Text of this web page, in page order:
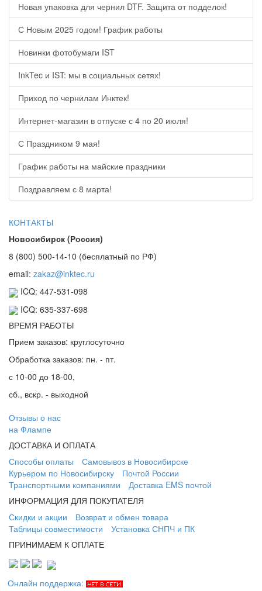
Новая упаковка для чернил DTF. Защита от подделок!
С Новым 2025 годом! График работы
Новинки фотобумаги IST
InkTec и IST: мы в социальных сетях!
Приход по чернилам Инктек!
Интернет-магазин в отпуске с 4 по 20 июля!
С Праздником 9 мая!
График работы на майские праздники
Поздравляем с 8 марта!
КОНТАКТЫ
Новосибирск (Россия)
8 (800) 500-14-10 (бесплатный по РФ)
email: zakaz@inktec.ru
ICQ: 447-531-098
ICQ: 635-337-698
ВРЕМЯ РАБОТЫ
Прием заказов: круглосуточно
Обработка заказов: пн. - пт.
с 10-00 до 18-00,
сб., вскр. - выходной
Отзывы о нас
на Флампе
ДОСТАВКА И ОПЛАТА
Способы оплаты
Самовывоз в Новосибирске
Курьером по Новосибирску
Почтой России
Транспортными компаниями
Доставка EMS почтой
ИНФОРМАЦИЯ ДЛЯ ПОКУПАТЕЛЯ
Скидки и акции
Возврат и обмен товара
Таблицы совместимости
Установка СНПЧ и ПК
ПРИНИМАЕМ К ОПЛАТЕ
Онлайн поддержка: